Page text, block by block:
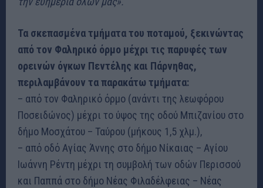
Τα σκεπασμένα τμήματα του ποταμού, ξεκινώντας
από τον Φαληρικό όρμο μέχρι τις παρυφές των
ορεινών όγκων Πεντέλης και Πάρνηθας,
περιλαμβάνουν τα παρακάτω τμήματα:
– από τον Φαληρικό όρμο (ανάντι της λεωφόρου
Ποσειδώνος) μέχρι το ύψος της οδού Μπιζανίου στο
δήμο Μοσχάτου – Ταύρου (μήκους 1,5 χλμ.),
– από οδό Αγίας Άννης στο δήμο Νίκαιας – Αγίου
Ιωάννη Ρέντη μέχρι τη συμβολή των οδών Περισσού
και Παππά στο δήμο Νέας Φιλαδέλφειας – Νέας